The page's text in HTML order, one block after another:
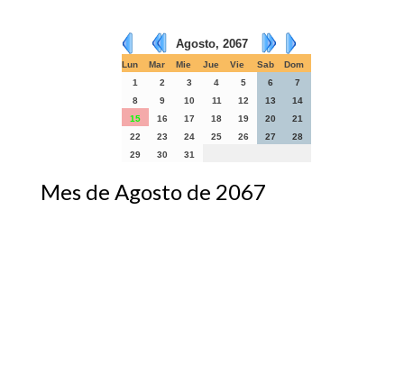
Agosto, 2067
Lun Mar Mie Jue Vie Sab
Dom
1
2 3 4 5 6
7
8
9 10 11 12 13
14
15
16 17 18 19 20
21
22
23 24 25 26 27
28
29
30 31
Mes de Agosto de 2067